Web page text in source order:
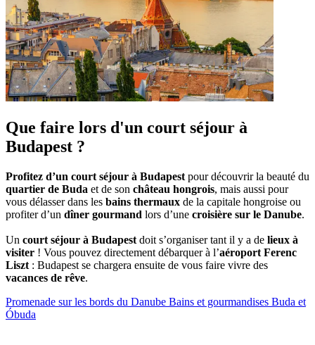
Que faire lors d'un court séjour à
Budapest ?
Profitez d’un court séjour à Budapest pour découvrir la beauté du
quartier de Buda et de son château hongrois, mais aussi pour
vous délasser dans les bains thermaux de la capitale hongroise ou
profiter d’un dîner gourmand lors d’une croisière sur le Danube.
Un court séjour à Budapest doit s’organiser tant il y a de lieux à
visiter ! Vous pouvez directement débarquer à l’aéroport Ferenc
Liszt : Budapest se chargera ensuite de vous faire vivre des
vacances de rêve.
Promenade sur les bords du Danube Bains et gourmandises Buda et
Óbuda